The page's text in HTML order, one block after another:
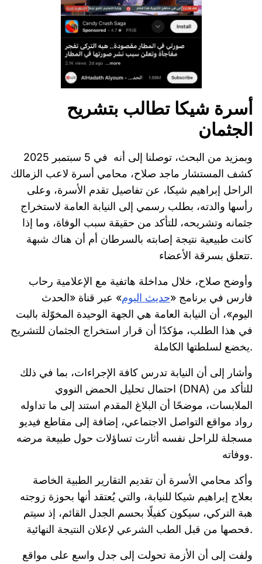
أسرة شيكا تطالب بتشريح
الجثمان
وبمزيد من البحث، توصلنا إلى أنه في 5 سبتمبر 2025
كشف المستشار ماجد صلاح، محامي أسرة لاعب الزمالك
الراحل إبراهيم شيكا، عن تفاصيل تقدم الأسرة، وعلى
رأسها والدته، بطلب رسمي إلى النيابة العامة لاستخراج
جثمانه وتشريحه، للتأكد من حقيقة سبب الوفاة، وما إذا
كانت طبيعية نتيجة إصابته بالسرطان أم أن هناك شبهة
تتعلق بسرقة الأعضاء.
وأوضح صلاح، خلال مداخلة هاتفية مع الإعلامية رحاب
فارس في برنامج «حديث اليوم» عبر قناة «الحدث
اليوم»، أن النيابة العامة هي الجهة الوحيدة المخوّلة بالبت
في هذا الطلب، مؤكدًا أن قرار استخراج الجثمان للتشريح
يخضع لسلطتها الكاملة.
وأشار إلى أن النيابة تدرس كافة الإجراءات، بما في ذلك
احتمال تحليل الحمض النووي (DNA) للتأكد من
الملابسات، موضحًا أن البلاغ المقدم استند إلى ما تداوله
رواد مواقع التواصل الاجتماعي، إضافة إلى مقاطع فيديو
مسجلة للراحل نفسه أثارت تساؤلات حول طبيعة مرضه
ووفاته.
وأكد محامي الأسرة أن تقديم التقارير الطبية الخاصة
بعلاج إبراهيم شيكا للنيابة، والتي يُعتقد أنها بحوزة زوجته
هبة التركي، سيكون كفيلًا بحسم الجدل القائم، إذ سيتم
فحصها من قبل الطب الشرعي لإعلان النتيجة النهائية.
ولفت إلى أن الأزمة تحولت إلى جدل واسع على مواقع